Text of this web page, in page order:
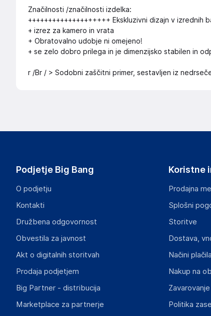
Značilnosti /značilnosti izdelka:
++++++++++++++++++++ Ekskluzivni dizajn v izrednih
+ izrez za kamero in vrata
+ Obratovalno udobje ni omejeno!
+ se zelo dobro prilega in je dimenzijsko stabilen in
r /Br / > Sodobni zaščitni primer, sestavljen iz
Podjetje Big Bang
O podjetju
Kontakti
Družbena odgovornost
Obvestila za javnost
Akt o digitalnih storitvah
Prodaja podjetjem
Big Partner - distribucija
Marketplace za partnerje
Koristne
Prodajna
Splošni
Storitve
Dostava,
Načini plačila
Nakup na
Politika